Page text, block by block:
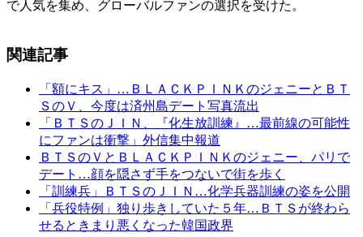
で人気を集め、グローバルファンの選択を受けた。
関連記事
「額にキス」…ＢＬＡＣＫＰＩＮＫのジェニーとＢＴ
ＳのＶ、今度は済州島デート写真流出
「ＢＴＳのＪＩＮ、『化生放訓練』…最前線の可能性
にファンは衝撃」外信集中報道
ＢＴＳのＶとＢＬＡＣＫＰＩＮＫのジェニー、パリで
デート…顔を隠さず手をつないで街を歩く
「訓練兵」ＢＴＳのＪＩＮ…化学兵器訓練の姿を公開
「兵役特例」独り歩きしていた５年…ＢＴＳが終わら
せるときまり悪くなった韓国政界